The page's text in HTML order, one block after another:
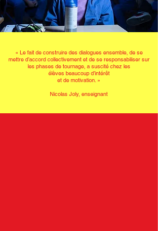
« Le fait de construire des dialogues ensemble, de se
mettre d’accord collectivement et de se responsabiliser sur
les phases de tournage, a suscité chez les
élèves beaucoup d’intérêt
et de motivation. »
Nicolas Joly, enseignant